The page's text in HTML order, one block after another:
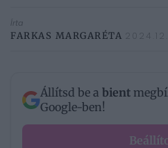
Írta
FARKAS MARGARÉTA
Állítsd be a bient
Google-ben!